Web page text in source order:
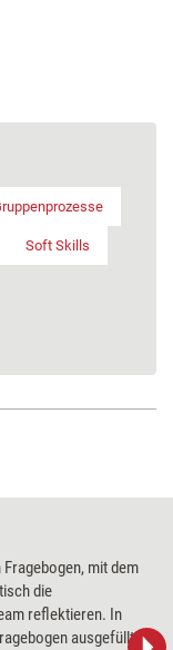
Soft Skills
mit dem
die
reflektieren. In
ausgefüllt